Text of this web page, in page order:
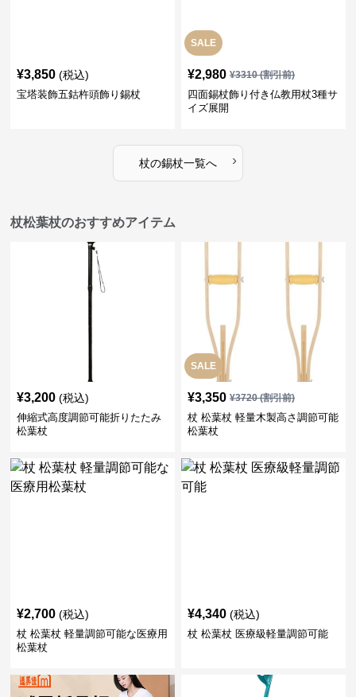
¥3,850 (税込)
宝塔装飾五鈷杵頭飾り錫杖
SALE
¥2,980 ¥3310(割引前)
四面錫杖飾り付き仏教用杖3種サ
イズ展開
杖の錫杖一覧へ ›
杖松葉杖のおすすめアイテム
¥3,200 (税込)
伸縮式高度調節可能折りたたみ
松葉杖
SALE
¥3,350 ¥3720(割引前)
杖 松葉杖 軽量木製高さ調節可能
松葉杖
¥2,700 (税込)
杖 松葉杖 軽量調節可能な医療用
松葉杖
¥4,340 (税込)
杖 松葉杖 医療級軽量調節可能